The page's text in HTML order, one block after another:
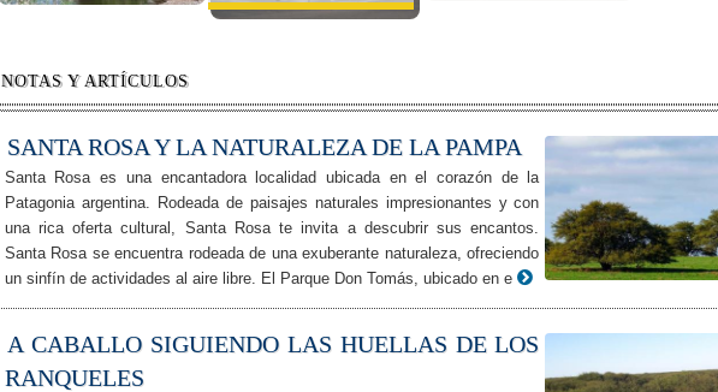
NOTAS Y ARTÍCULOS
SANTA ROSA Y LA NATURALEZA DE LA PAMPA
Santa Rosa es una encantadora localidad ubicada en el corazón de la
Patagonia argentina. Rodeada de paisajes naturales impresionantes y con
una rica oferta cultural, Santa Rosa te invita a descubrir sus encantos.
Santa Rosa se encuentra rodeada de una exuberante naturaleza, ofreciendo
un sinfín de actividades al aire libre. El Parque Don Tomás, ubicado en e
A CABALLO SIGUIENDO LAS HUELLAS DE LOS
RANQUELES